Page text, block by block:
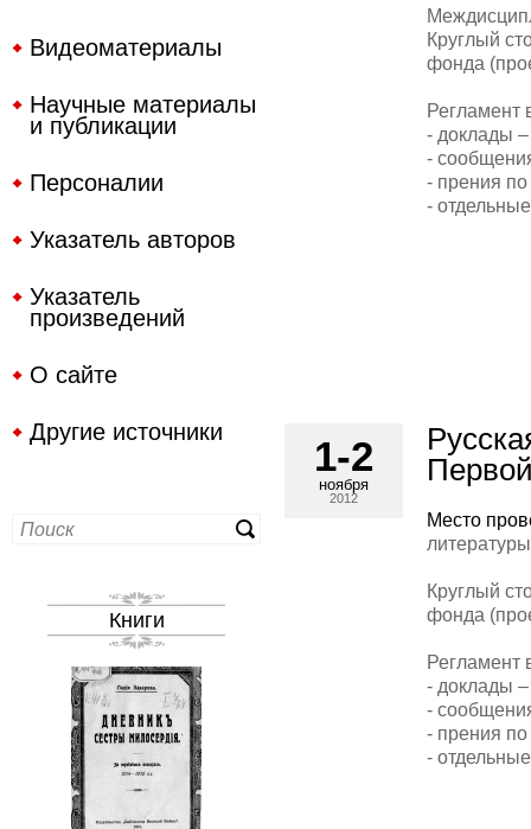
Видеоматериалы
Научные материалы
и публикации
Персоналии
Указатель авторов
Указатель
произведений
О сайте
Другие источники
Книги
Круглый
фонда
Регламент
- доклады
-
- прения
-
1-2
ноября
2012
Место
Круглый
фонда
Регламент
- доклады
-
- прения
-